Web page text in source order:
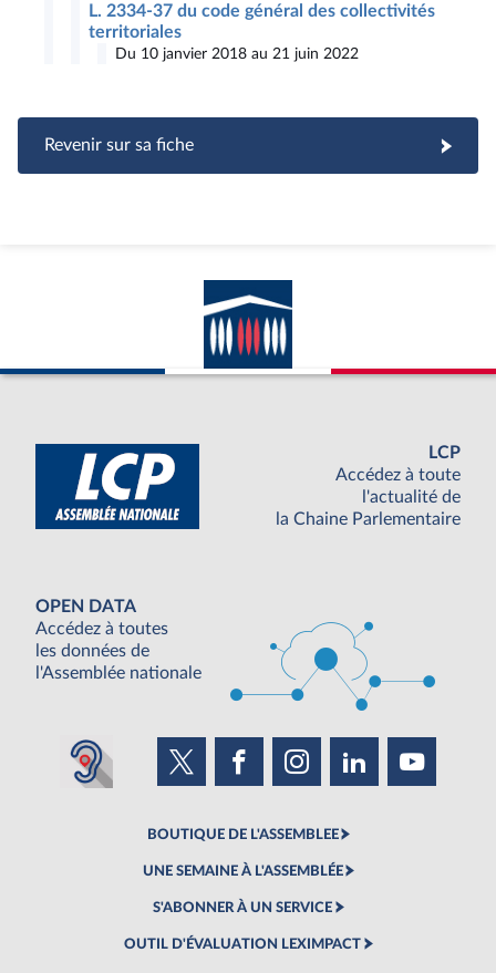
L. 2334-37 du code général des collectivités
territoriales
Du 10 janvier 2018 au 21 juin 2022
Revenir sur sa fiche
LCP
Accédez à toute
l'actualité de
la Chaine Parlementaire
OPEN DATA
Accédez à toutes
les données de
l'Assemblée nationale
BOUTIQUE DE L'ASSEMBLEE
UNE SEMAINE À L'ASSEMBLÉE
S'ABONNER À UN SERVICE
OUTIL D'ÉVALUATION LEXIMPACT